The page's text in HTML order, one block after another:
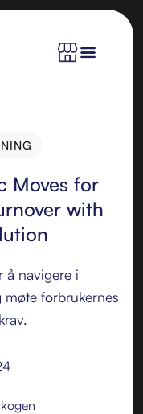
Moves for
with
å navigere i
møte forbrukernes